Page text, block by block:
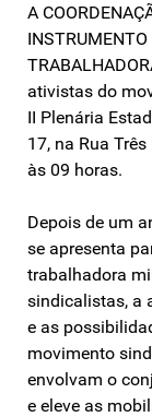
A
ativistas do
II Plenária
17, na Rua
às 09 horas.
Depois de um
se apresenta
trabalhadora
sindicalistas, a
e as
movimento
envolvam o
e eleve as